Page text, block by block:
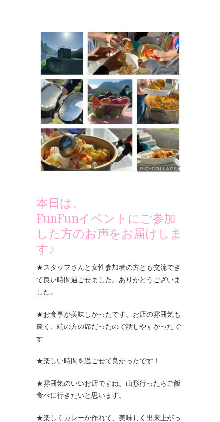
本日は、
FunFunイベントにご参加
した方のお声をお届けしま
す♪
★スタッフさんと女性参加者の方とも交流でき
て良い時間過ごせました。ありがとうございま
した。
★お食事が美味しかったです。お店の雰囲気も
良く、端の方の席だったので話しやすかったで
す
★楽しい時間を過ごせて良かったです！
★雰囲気のいいお店ですね。山形行ったらご飯
食べに行きたいと思います。
★楽しくカレーが作れて、美味しく出来上がっ